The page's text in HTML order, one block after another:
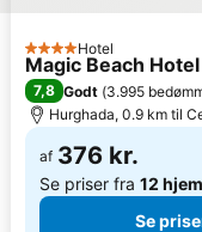
4 Stjerner
Hotel
Magic Beach
7,8 Godt (3.995
Hurghada, 0.9 km til
af 376 kr.
Se priser fra 12
Se